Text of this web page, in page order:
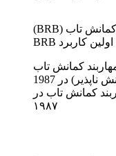
کمانش تاب در
۱۹۸۷